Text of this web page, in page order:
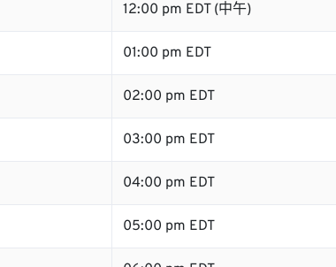
12:00 pm EDT (中午)
01:00 pm EDT
02:00 pm EDT
03:00 pm EDT
04:00 pm EDT
05:00 pm EDT